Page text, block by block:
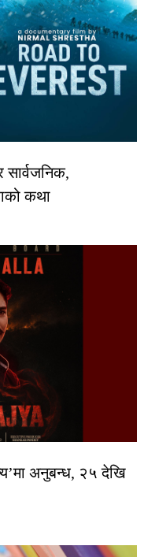
सार्वजनिक,
कथा
अनुबन्ध, २५ देखि